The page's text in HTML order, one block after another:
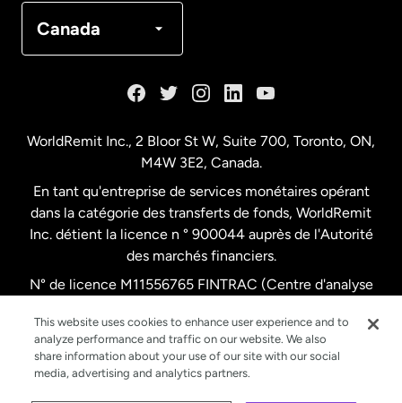
Canada
Français
États-Unis Español
France
Malaisie
WorldRemit Inc., 2 Bloor St W, Suite 700, Toronto, ON,
M4W 3E2, Canada.
En tant qu'entreprise de services monétaires opérant
dans la catégorie des transferts de fonds, WorldRemit
Inc. détient la licence n ° 900044 auprès de l'Autorité
des marchés financiers.
N° de licence M11556765 FINTRAC (Centre d'analyse
This website uses cookies to enhance user experience and to
analyze performance and traffic on our website. We also
share information about your use of our site with our social
media, advertising and analytics partners.